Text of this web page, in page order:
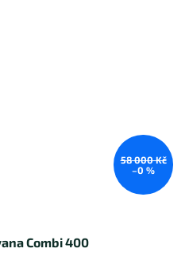
58 000 Kč
–0 %
Combi 400